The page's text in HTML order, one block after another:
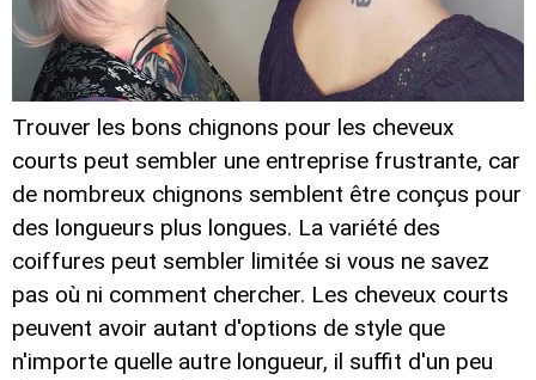
Trouver les bons chignons pour les cheveux
courts peut sembler une entreprise frustrante, car
de nombreux chignons semblent être conçus pour
des longueurs plus longues. La variété des
coiffures peut sembler limitée si vous ne savez
pas où ni comment chercher. Les cheveux courts
peuvent avoir autant d'options de style que
n'importe quelle autre longueur, il suffit d'un peu